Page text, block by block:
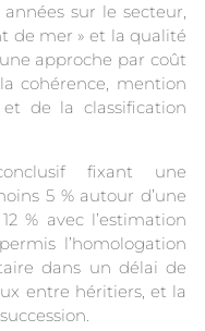
sur le secteur,
de mer » et la qualité
approche par coût
cohérence, mention
de la classification
fixant une
5 % autour d’une
% avec l’estimation
l’homologation
dans un délai de
entre héritiers, et la